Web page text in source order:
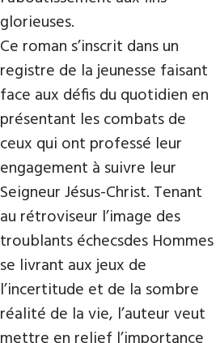
glorieuses.
Ce roman s’inscrit dans un
registre de la jeunesse faisant
face aux défis du quotidien en
présentant les combats de
ceux qui ont professé leur
engagement à suivre leur
Seigneur Jésus-Christ. Tenant
au rétroviseur l’image des
troublants échecsdes Hommes
se livrant aux jeux de
l’incertitude et de la sombre
réalité de la vie, l’auteur veut